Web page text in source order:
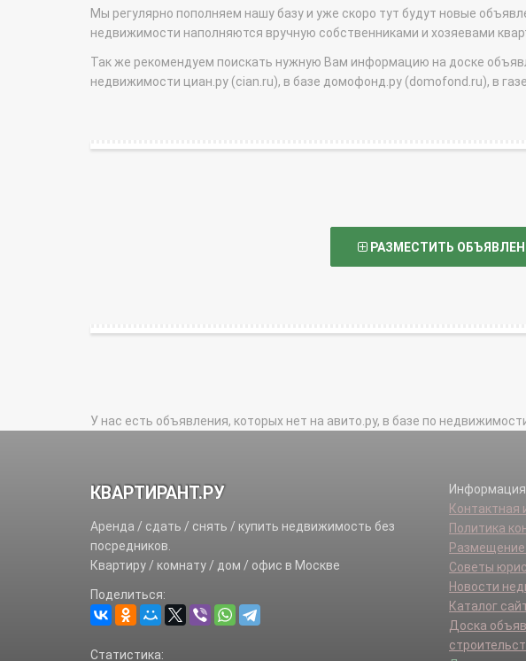
Мы регулярно пополняем нашу базу и уже скоро тут будут новые
недвижимости наполняются вручную собственниками и хозяевами
Так же рекомендуем поискать нужную Вам информацию на доске
недвижимости циан.ру (cian.ru), в базе домофонд.ру (domofond.ru), в
РАЗМЕСТИТЬ
У нас есть объявления, которых нет на авито.ру, в базе по
КВАРТИРАНТ.РУ
Аренда / сдать / снять / купить недвижимость без
посредников.
Квартиру / комнату / дом / офис в Москве
Поделиться:
Статистика:
Политика
Советы
Новости
Каталог
Доска